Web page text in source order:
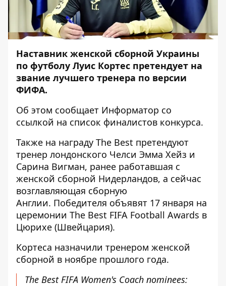
Наставник женской сборной Украины
по футболу Луис Кортес претендует на
звание лучшего тренера по версии
ФИФА.
Об этом сообщает Информатор со
ссылкой на список финалистов конкурса.
Также на награду The Best претендуют
тренер лондонского Челси Эмма Хейз и
Сарина Вигман, ранее работавшая с
женской сборной Нидерландов, а сейчас
возглавляющая сборную
Англии. Победителя объявят 17 января на
церемонии The Best FIFA Football Awards в
Цюрихе (Швейцария).
Кортеса назначили тренером женской
сборной в ноябре прошлого года.
The Best FIFA Women's Coach nominees: